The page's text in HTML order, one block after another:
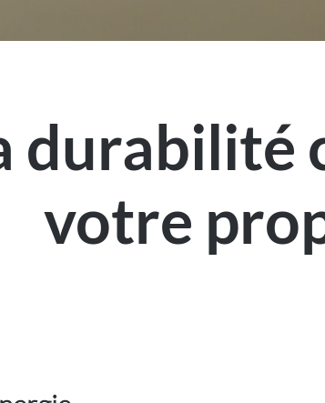
durabilité
votre